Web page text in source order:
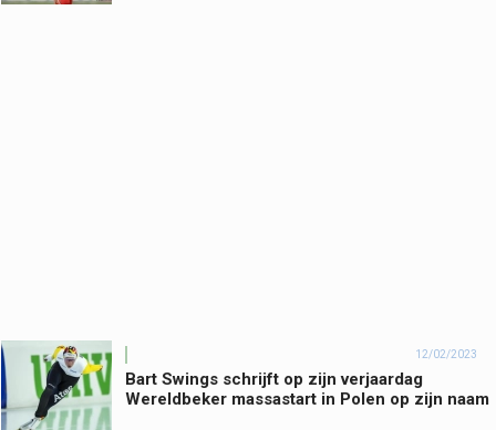
12/02/2023
Bart Swings schrijft op zijn verjaardag
Wereldbeker massastart in Polen op zijn naam